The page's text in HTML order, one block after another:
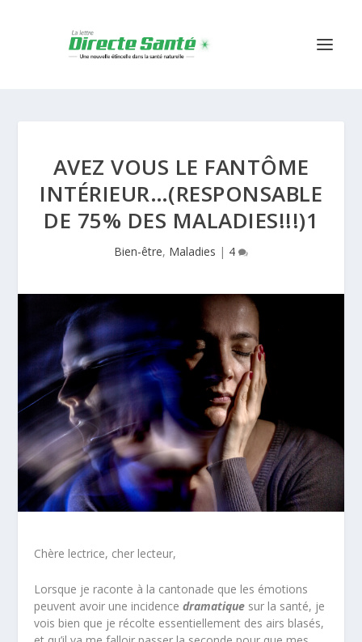
AVEZ VOUS LE FANTÔME
INTÉRIEUR…(RESPONSABLE
DE 75% DES MALADIES!!!)1
Bien-être, Maladies | 4
Chère lectrice, cher lecteur,
Lorsque je raconte à la cantonade que les émotions
peuvent avoir une incidencedramatique sur la santé, je
vois bien que je récolte essentiellement des airs blasés,